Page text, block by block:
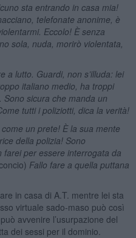
sta entrando in casa mia!
telefonate anonime, è
Eccolo! È senza
sola, nuda, morirò violentata,
a lutto. Guardi, non s’illuda: lei
italiano medio, ha troppi
sicura che manda un
tutti i poliziotti, dica la verità!
un prete! È la sua mente
della polizia! Sono
farei per essere interrogata da
Fallo fare a quella puttana
in casa di A.T. mentre lei sta
virtuale sado-maso può così
avvenire l’usurpazione del
dei sessi per il dominio.